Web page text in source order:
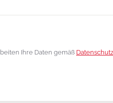
Ihre Daten gemäß